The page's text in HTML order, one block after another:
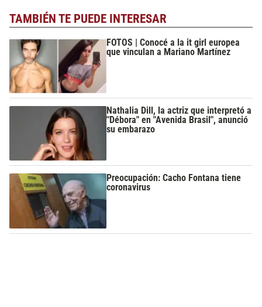
TAMBIÉN TE PUEDE INTERESAR
FOTOS | Conocé a la it girl europea
que vinculan a Mariano Martínez
Nathalia Dill, la actriz que interpretó a
"Débora" en "Avenida Brasil", anunció
su embarazo
Preocupación: Cacho Fontana tiene
coronavirus